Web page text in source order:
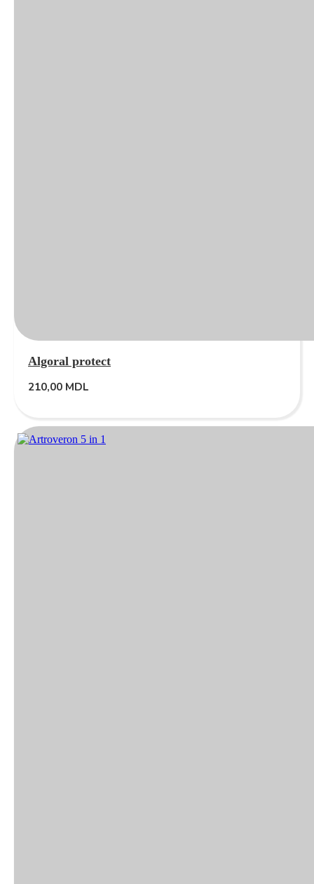
Algoral protect
210,00 MDL